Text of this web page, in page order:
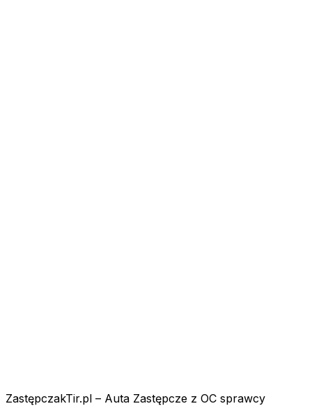
ZastępczakTir.pl – Auta Zastępcze z OC sprawcy